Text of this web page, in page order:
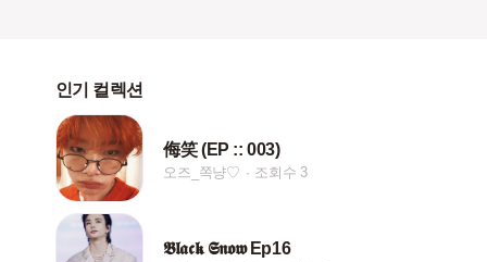
인기 컬렉션
侮笑 (EP :: 003)
오즈_쪽냥♡ 조회수 3
𝕭𝖑𝖆𝖈𝖐 𝕾𝖓𝖔𝖜 Ep16